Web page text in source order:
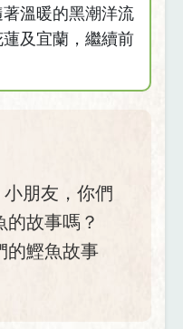
溫暖的黑潮洋流
及宜蘭，繼續前
朋友，你們
故事嗎？
的鰹魚故事